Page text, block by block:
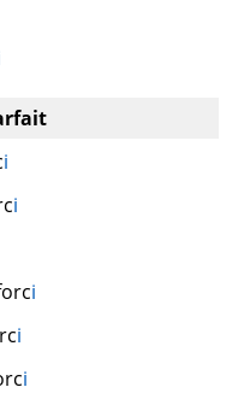
i
i
i
i
i